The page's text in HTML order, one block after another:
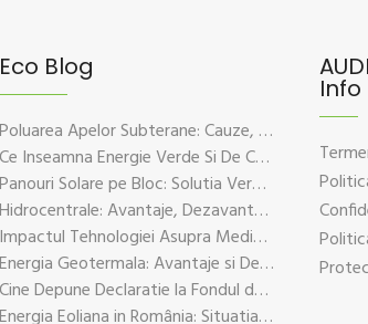
Eco Blog
Poluarea Apelor Subterane: Cauze, Efecte Si Solutii De Prevenire
Ce Inseamna Energie Verde Si De Ce Este Esentiala Pentru Viitorul Planetei
Panouri Solare pe Bloc: Solutia Verde Pentru Energie Durabila
Hidrocentrale: Avantaje, Dezavantaje si Impactul Asupra Mediului
Impactul Tehnologiei Asupra Mediului – Provocari si Solutii Sustenabile
Energia Geotermala: Avantaje si Dezavantaje Explicate pe Intelesul Tuturor
Cine Depune Declaratie la Fondul de Mediu?
Energia Eoliana in România: Situatia Actuala, Provocari si Oportunitati
Info